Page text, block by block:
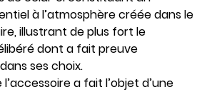
à l’atmosphère créée dans le
illustrant de plus fort le
dont a fait preuve
ses choix.
a fait l’objet d’une